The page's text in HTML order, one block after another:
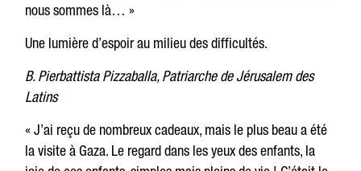
nous sommes là… »
Une lumière d’espoir au milieu des difficultés.
B. Pierbattista Pizzaballa, Patriarche de Jérusalem des
Latins
« J’ai reçu de nombreux cadeaux, mais le plus beau a été
la visite à Gaza. Le regard dans les yeux des enfants, la